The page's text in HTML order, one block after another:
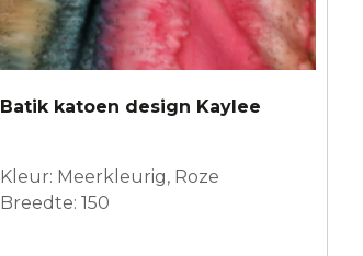
Batik katoen design Kaylee
Kleur: Meerkleurig, Roze
Breedte: 150